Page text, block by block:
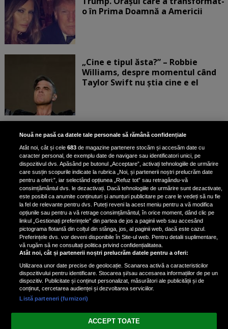
o în Prima Doamnă a Americii
„Cine e tipul ăsta?” – Robbie
Williams, despre momentul când
Taylor Swift nu știa cine e el
Bruce Dickinson, solistul trupei
Iron Maiden, şi-a arătat talentul
de scrimer la un concurs în Franţa
Nicki Minaj, acuzată de agresiune
de fostul manager: Detalii șocante
din proces
Nicki Minaj le-a lăudat pe...
Vezi varianta Desktop
Nouă ne pasă ca datele tale personale să rămână confidențiale
Atât noi, cât și cele683 de magazine partenere stocăm și accesăm date cu
caracter personal, de exemplu date de navigare sau identificatori unici, pe
dispozitivul dvs. Apăsând pe butonul „Acceptare”, activați tehnologiile de urmărire
care susțin scopurile indicate la rubrica „Noi, și partenerii noștri prelucrăm date
pentru a oferi:”, iar selectând opțiunea „Refuz tot” sau retragându-vă
consimțământul dvs. le dezactivați. Dacă tehnologiile de urmărire sunt dezactivate,
este posibil ca anumite conținuturi și anunțuri publicitare pe care le vedeți să nu fie
la fel de relevante pentru dvs. Puteți reveni la acest meniu pentru a vă modifica
opțiunile sau pentru a vă retrage consimțământul, în orice moment, dând clic pe
linkul „Gestionați preferințele” din partea de jos a paginii web sau accesând
pictograma flotantă din colțul din stânga, jos, al paginii web, dacă este cazul.
Preferințele dvs. vor deveni disponibile în Site-ul web. Pentru detalii suplimentare,
vă rugăm să ne consultați politica privind confidențialitatea.
Atât noi, cât și partenerii noștri prelucrăm datele pentru a oferi:
Utilizarea unor date precise de geolocație. Scanarea activă a caracteristicilor
dispozitivului pentru identificare. Stocarea și/sau accesarea informațiilor de pe un
dispozitiv. Publicitate și conținut personalizat, măsurători ale publicității și de
conținut, cercetarea audienței și dezvoltarea serviciilor.
Listă parteneri (furnizori)
ACCEPT TOATE